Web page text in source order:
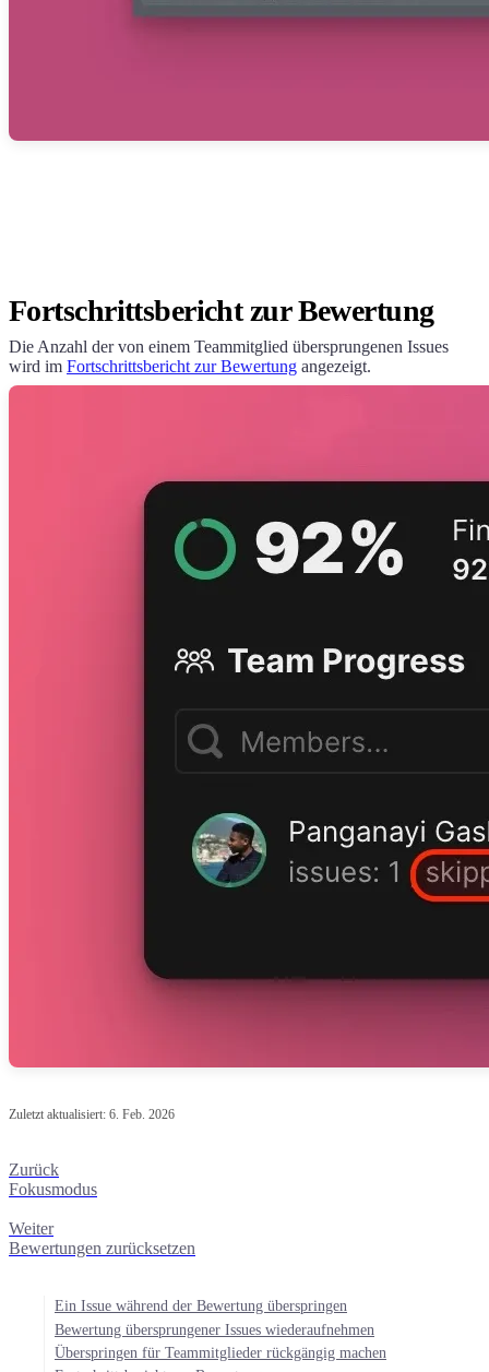
Fortschrittsbericht zur Bewertung
Die Anzahl der von einem Teammitglied übersprungenen Issues
wird im Fortschrittsbericht zur Bewertung angezeigt.
Zuletzt aktualisiert: 6. Feb. 2026
Zurück
Fokusmodus
Weiter
Bewertungen zurücksetzen
Ein Issue während der Bewertung überspringen
Bewertung übersprungener Issues wiederaufnehmen
Überspringen für Teammitglieder rückgängig machen